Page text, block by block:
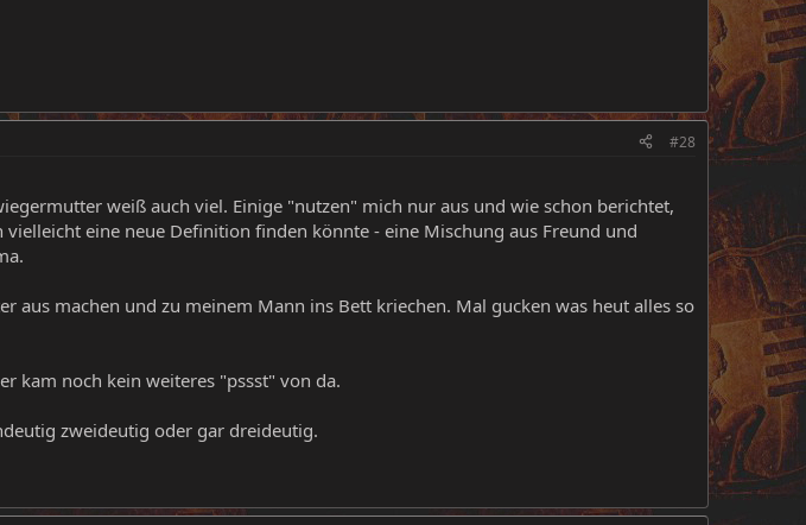
#28
weiß auch viel. Einige "nutzen" mich nur aus und wie schon berichtet,
eine neue Definition finden könnte - eine Mischung aus Freund und
aus machen und zu meinem Mann ins Bett kriechen. Mal gucken was heut alles so
kam noch kein weiteres "pssst" von da.
zweideutig oder gar dreideutig.